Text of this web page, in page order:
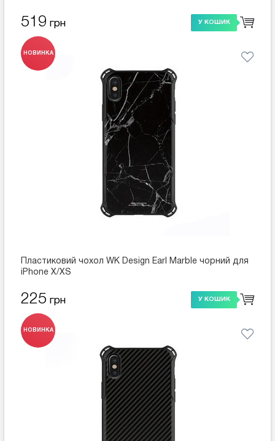
519 грн У КОШИК
НОВИНКА
Пластиковий чохол WK Design Earl Marble чорний для
iPhone X/XS
225 грн У КОШИК
НОВИНКА